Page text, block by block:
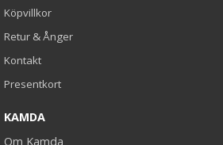
Köpvillkor
Retur & Ånger
Kontakt
Presentkort
KAMDA
Om Kamda